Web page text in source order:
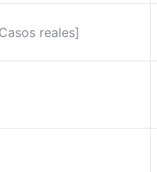
reales]